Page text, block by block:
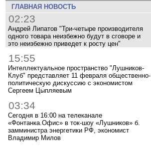
ГЛАВНАЯ НОВОСТЬ
02:23
Андрей Липатов "Три-четыре производителя
одного товара неизбежно будут в сговоре и
это неизбежно приведет к росту цен"
15:55
Интеллектуальное пространство "Лушников-
Клуб" представляет 11 февраля общественно-
политическую дискуссию с экономистом
Сергеем Цыпляевым
03:34
Сегодня в 16:00 на телеканале
«Фонтанка.Офис» в ток-шоу «Лушников» б.
замминистра энергетики РФ, экономист
Владимир Милов